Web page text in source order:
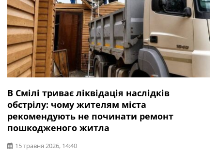
В Смілі триває ліквідація наслідків
обстрілу: чому жителям міста
рекомендують не починати ремонт
пошкодженого житла
15 травня 2026, 14:40